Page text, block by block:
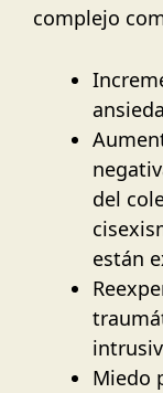
complejo
del
están
Miedo